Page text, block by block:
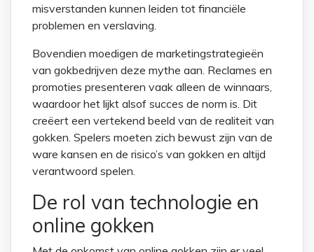
misverstanden kunnen leiden tot financiële
problemen en verslaving.
Bovendien moedigen de marketingstrategieën
van gokbedrijven deze mythe aan. Reclames en
promoties presenteren vaak alleen de winnaars,
waardoor het lijkt alsof succes de norm is. Dit
creëert een vertekend beeld van de realiteit van
gokken. Spelers moeten zich bewust zijn van de
ware kansen en de risico’s van gokken en altijd
verantwoord spelen.
De rol van technologie en
online gokken